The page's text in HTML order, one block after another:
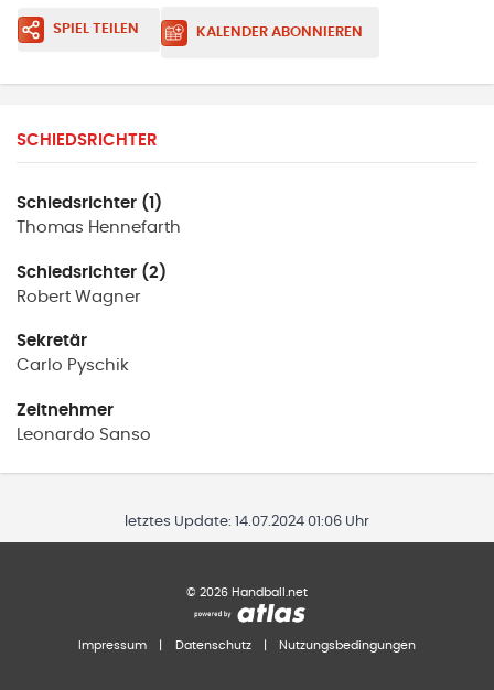
SPIEL TEILEN KALENDER ABONNIEREN
SCHIEDSRICHTER
Schiedsrichter (1)
Thomas Hennefarth
Schiedsrichter (2)
Robert Wagner
Sekretär
Carlo Pyschik
Zeitnehmer
Leonardo Sanso
letztes Update: 14.07.2024 01:06 Uhr
© 2026 Handball.net
Impressum Datenschutz Nutzungsbedingungen